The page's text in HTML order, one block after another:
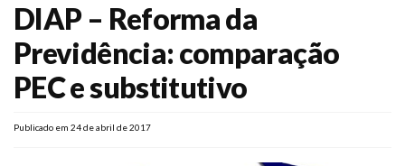
DIAP – Reforma da
Previdência: comparação
PEC e substitutivo
Publicado em 24 de abril de 2017
Diretoria
O Sindicato
Agenda
Casa do Alto
Sede Campestre